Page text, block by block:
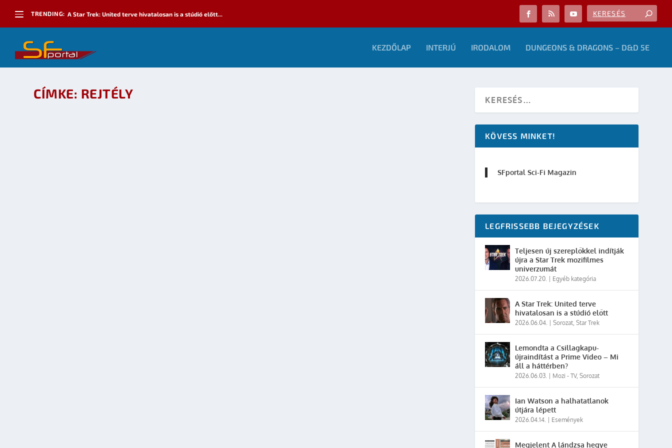
TRENDING: A Star Trek: United terve hivatalosan is a stúdió előtt...
KEZDŐLAP INTERJÚ IRODALOM DUNGEONS & DRAGONS – D&D 5E
CÍMKE: REJTÉLY
KÖVESS MINKET!
SFportal Sci-Fi Magazin
LEGFRISSEBB BEJEGYZÉSEK
Teljesen új szereplőkkel indítják
újra a Star Trek mozifilmes
univerzumát
2026.07.20. Egyéb kategória
A Star Trek: United terve
hivatalosan is a stúdió előtt
2026.06.04. |Sorozat,Star Trek
Lemondta a Csillagkapu-
újraindítást a Prime Video – Mi
áll a háttérben?
2026.06.03. Mozi - TV,Sorozat
Ian Watson a halhatatlanok
útjára lépett
2026.04.14. Események
Megjelent A lándzsa hegye